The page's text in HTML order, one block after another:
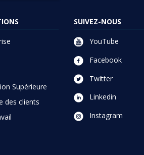
Supérieure
des clients
SUIVEZ-NOUS
YouTube
Facebook
Twitter
Linkedin
Instagram